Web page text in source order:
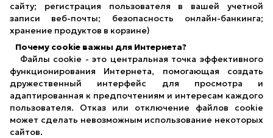
сайту; регистрация пользователя в вашей учетной
записи веб-почты; безопасность онлайн-банкинга;
хранение продуктов в корзине)
Почему cookie важны для Интернета?
Файлы cookie - это центральная точка эффективного
функционирования Интернета, помогающая создать
дружественный интерфейс для просмотра и
адаптированная к предпочтениям и интересам каждого
пользователя. Отказ или отключение файлов cookie
может сделать невозможным использование некоторых
сайтов.